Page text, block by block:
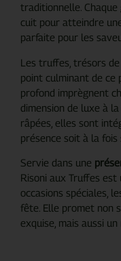
traditionnelle.
cuit pour atteindre
parfaite pour les
Les truffes, trésors
point culminant de ce
profond imprègnent
dimension de luxe à
râpées, elles sont
présence soit à la
Servie dans une
Risoni aux Truffes
occasions spéciales,
fête. Elle promet non
exquise, mais aussi